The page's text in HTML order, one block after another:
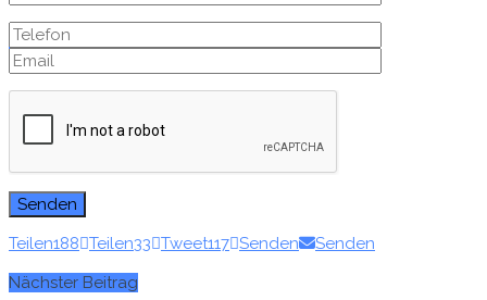
Zum E-Mag
Teilen188 Teilen33 Tweet117 Senden
Senden
Nächster Beitrag